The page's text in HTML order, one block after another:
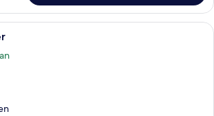
Eine moderne Küche mit weißer